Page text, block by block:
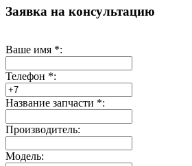
Заявка на консультацию
Ваше имя *:
Телефон *:
Название запчасти *:
Производитель:
Модель: